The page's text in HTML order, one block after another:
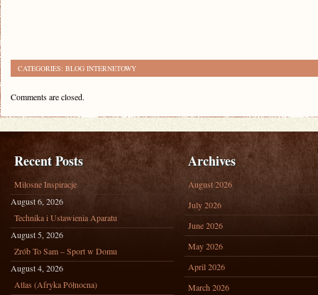
CATEGORIES: BLOG INTERNETOWY
Comments are closed.
Recent Posts
Miłosne Inspiracje
August 6, 2026
Technika i Ustawienia Aparatu
August 5, 2026
Zrób To Sam – Sport w Domu
August 4, 2026
Atlas (Afryka Północna)
Archives
August 2026
July 2026
June 2026
May 2026
April 2026
March 2026